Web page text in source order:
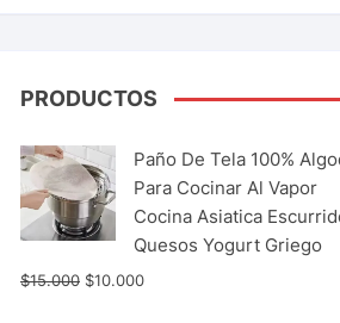
PRODUCTOS
Paño De Tela 100%
Para Cocinar Al Vapor
Cocina Asiatica
Quesos Yogurt Griego
$15.000 $10.000